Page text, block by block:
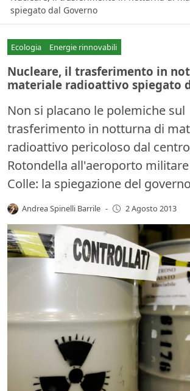
spiegato dal Governo
Ecologia Energie rinnovabili
Nucleare, il trasferimento in
materiale radioattivo spiegato
Non si placano le polemiche sul
trasferimento in notturna di
radioattivo pericoloso dal
Rotondella all'aeroporto
Colle: la spiegazione del
Andrea Spinelli Barrile - 2 Agosto 2013